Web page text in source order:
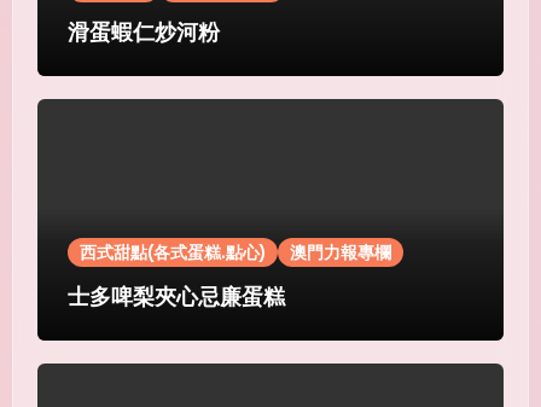
滑蛋蝦仁炒河粉
西式甜點(各式蛋糕.點心) 澳門力報專欄
士多啤梨夾心忌廉蛋糕